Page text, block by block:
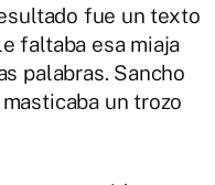
fue un texto
faltaba esa miaja
palabras. Sancho
un trozo